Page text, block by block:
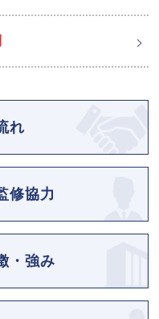
れ
修協力
・強み